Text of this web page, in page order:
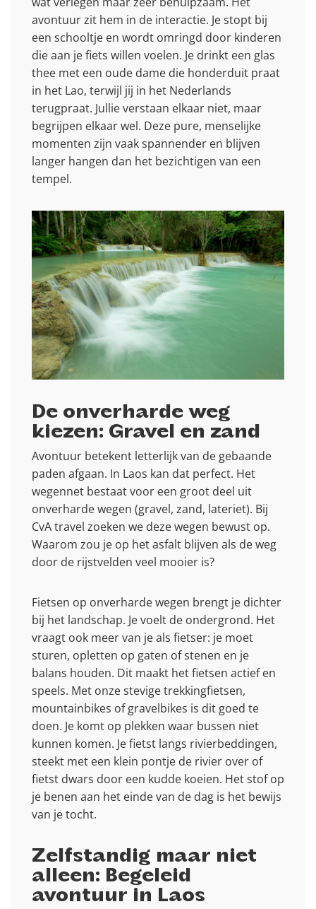
avontuur zit hem in de interactie. Je stopt bij
een schooltje en wordt omringd door kinderen
die aan je fiets willen voelen. Je drinkt een glas
thee met een oude dame die honderduit praat
in het Lao, terwijl jij in het Nederlands
terugpraat. Jullie verstaan elkaar niet, maar
begrijpen elkaar wel. Deze pure, menselijke
momenten zijn vaak spannender en blijven
langer hangen dan het bezichtigen van een
tempel.
De onverharde weg
kiezen: Gravel en zand
Avontuur betekent letterlijk van de gebaande
paden afgaan. In Laos kan dat perfect. Het
wegennet bestaat voor een groot deel uit
onverharde wegen (gravel, zand, lateriet). Bij
CvA travel zoeken we deze wegen bewust op.
Waarom zou je op het asfalt blijven als de weg
door de rijstvelden veel mooier is?
Fietsen op onverharde wegen brengt je dichter
bij het landschap. Je voelt de ondergrond. Het
vraagt ook meer van je als fietser: je moet
sturen, opletten op gaten of stenen en je
balans houden. Dit maakt het fietsen actief en
speels. Met onze stevige trekkingfietsen,
mountainbikes of gravelbikes is dit goed te
doen. Je komt op plekken waar bussen niet
kunnen komen. Je fietst langs rivierbeddingen,
steekt met een klein pontje de rivier over of
fietst dwars door een kudde koeien. Het stof op
je benen aan het einde van de dag is het bewijs
van je tocht.
Zelfstandig maar niet
alleen: Begeleid
avontuur in Laos